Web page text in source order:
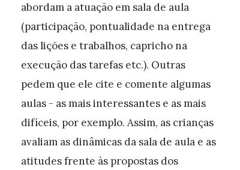
abordam a atuação em sala de aula
(participação, pontualidade na entrega
das lições e trabalhos, capricho na
execução das tarefas etc.). Outras
pedem que ele cite e comente algumas
aulas - as mais interessantes e as mais
difíceis, por exemplo. Assim, as crianças
avaliam as dinâmicas da sala de aula e as
atitudes frente às propostas dos